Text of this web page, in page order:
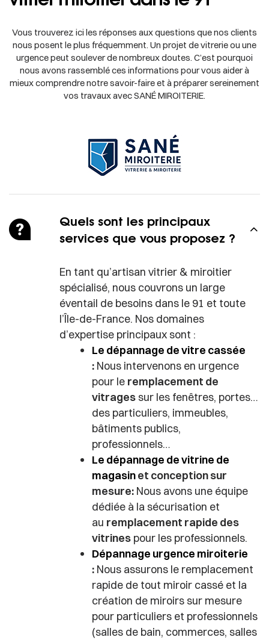
Vous trouverez ici les réponses aux questions que nos clients
nous posent le plus fréquemment. Un projet de vitrerie ou une
urgence peut soulever de nombreux doutes. C’est pourquoi
nous avons rassemblé ces informations pour vous aider à
mieux comprendre notre savoir-faire et à préparer sereinement
vos travaux avec SANÉ MIROITERIE.
Quels sont les principaux
services que vous proposez ?
En tant qu’artisan vitrier & miroitier
spécialisé, nous couvrons un large
éventail de besoins dans le 91 et toute
l’Île-de-France. Nos domaines
d’expertise principaux sont :
Le dépannage de vitre cassée
:Nous intervenons en urgence
pour le remplacement de
vitragessur les fenêtres, portes…
des particuliers, immeubles,
bâtiments publics,
professionnels…
Le dépannage de vitrine de
magasinet conception sur
mesure:Nous avons une équipe
dédiée à la sécurisation et
au remplacement rapide des
vitrinespour les professionnels.
Dépannage urgence miroiterie
: Nous assurons le remplacement
rapide de tout miroir cassé et la
création de miroirs sur mesure
pour particuliers et professionnels
(salles de bain, commerces, salles